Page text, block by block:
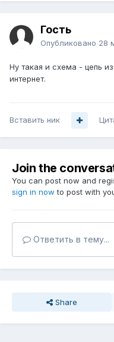
Гость
Опубликовано 28
Ну такая и схема - цепь
интернет.
Вставить ник
Join the
You can post now and
sign in now to post with
Ответить в тему...
Share